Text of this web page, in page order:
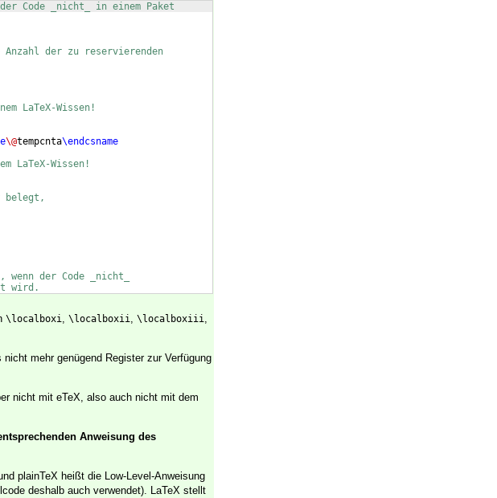
Code _nicht_ in einem Paket
der zu reservierenden
LaTeX-Wissen!
\@tempcnta\endcsname
LaTeX-Wissen!
belegt,
wenn der Code _nicht_
wird.
\localboxi, \localboxii, \localboxiii,
mehr genügend Register zur Verfügung
nicht mit eTeX, also auch nicht mit dem
Anweisung des
plainTeX heißt die Low-Level-Anweisung
deshalb auch verwendet). LaTeX stellt